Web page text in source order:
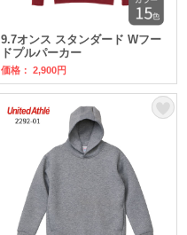
9.7オンス スタンダード Wフー
ドプルパーカー
価格： 2,900円